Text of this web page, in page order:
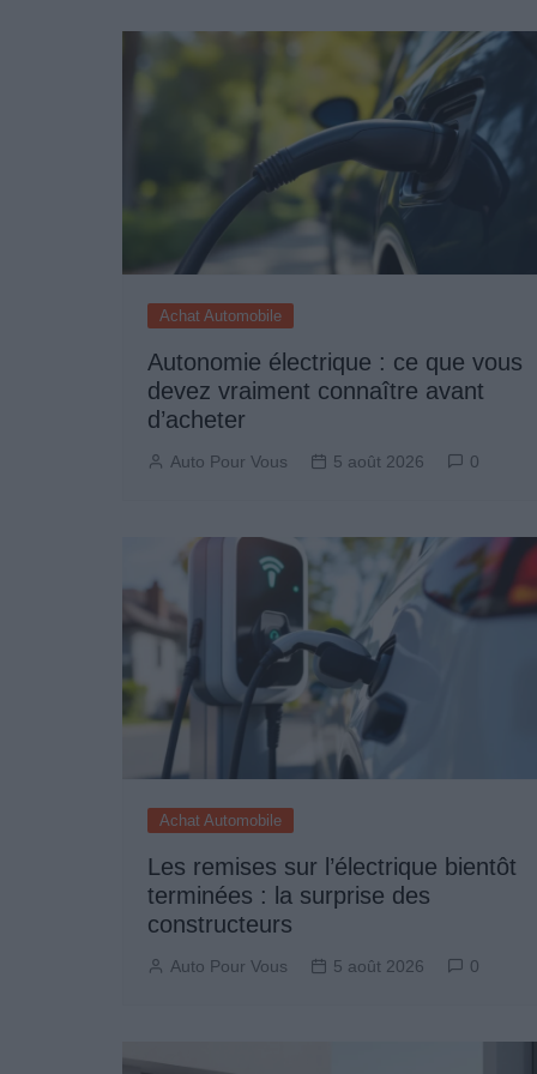
l’article
Achat Automobile
Autonomie électrique : ce que vous
devez vraiment connaître avant
d’acheter
Auto Pour Vous 5 août 2026 0
Achat Automobile
Les remises sur l’électrique bientôt
terminées : la surprise des
constructeurs
Auto Pour Vous 5 août 2026 0